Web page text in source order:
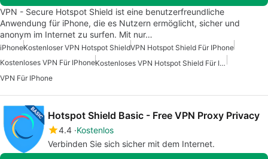
VPN - Secure Hotspot Shield ist eine benutzerfreundliche
Anwendung für iPhone, die es Nutzern ermöglicht, sicher und
anonym im Internet zu surfen. Mit nur…
iPhoneKostenloser VPN Hotspot ShieldVPN Hotspot Shield Für IPhone
Kostenloses VPN Für IPhone
Kostenloses VPN Hotspot Shield Für IPhone
VPN Für IPhone
Hotspot Shield Basic - Free VPN Proxy Privacy
4.4 Kostenlos
Verbinden Sie sich sicher mit dem Internet.